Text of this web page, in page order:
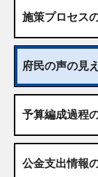
施策プロセス
府民の声の見
予算編成過程
公金支出情報